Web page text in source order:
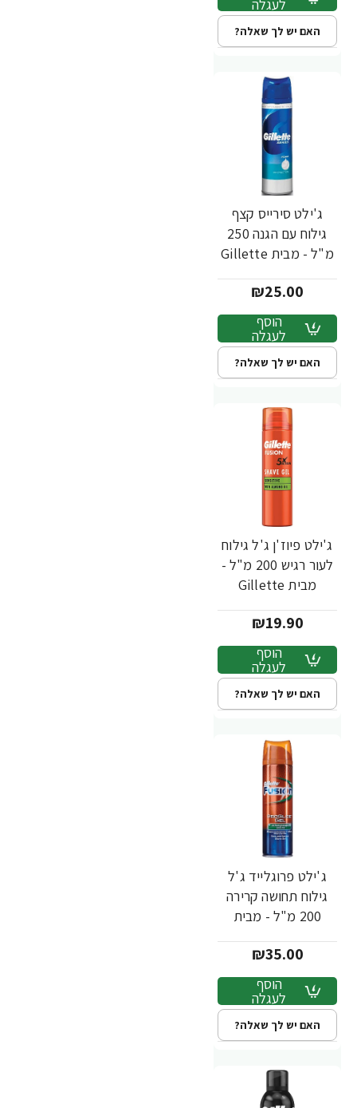
לעגלה
האם יש לך שאלה?
ג'ילט סירייס קצף
גילוח עם הגנה 250
מ"ל - מבית Gillette
₪25.00
הוסף
לעגלה
האם יש לך שאלה?
ג'ילט פיוז'ן ג'ל גילוח
לעור רגיש 200 מ"ל -
מבית Gillette
₪19.90
הוסף
לעגלה
האם יש לך שאלה?
ג'ילט פרוגלייד ג'ל
גילוח תחושה קרירה
200 מ"ל - מבית
₪35.00
הוסף
לעגלה
האם יש לך שאלה?